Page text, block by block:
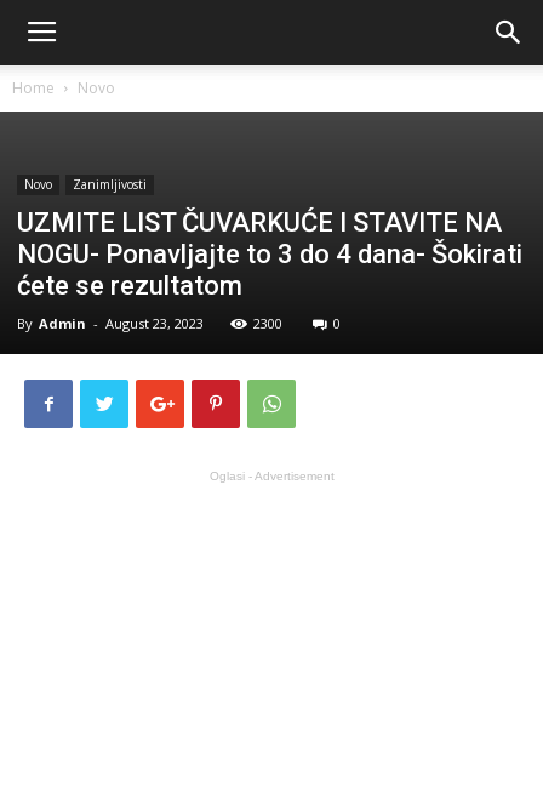
Home Novo
Novo Zanimljivosti
UZMITE LIST ČUVARKUĆE I STAVITE NA
NOGU- Ponavljajte to 3 do 4 dana- Šokirati
ćete se rezultatom
By Admin - August 23, 2023 2300 0
Oglasi - Advertisement